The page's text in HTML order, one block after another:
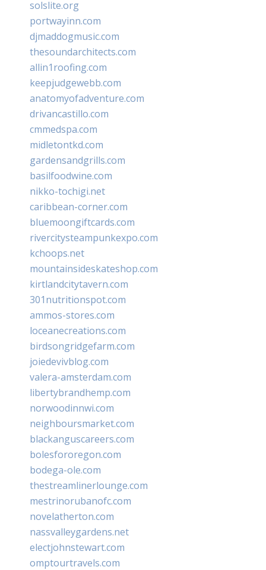
solslite.org
portwayinn.com
djmaddogmusic.com
thesoundarchitects.com
allin1roofing.com
keepjudgewebb.com
anatomyofadventure.com
drivancastillo.com
cmmedspa.com
midletontkd.com
gardensandgrills.com
basilfoodwine.com
nikko-tochigi.net
caribbean-corner.com
bluemoongiftcards.com
rivercitysteampunkexpo.com
kchoops.net
mountainsideskateshop.com
kirtlandcitytavern.com
301nutritionspot.com
ammos-stores.com
loceanecreations.com
birdsongridgefarm.com
joiedevivblog.com
valera-amsterdam.com
libertybrandhemp.com
norwoodinnwi.com
neighboursmarket.com
blackanguscareers.com
bolesfororegon.com
bodega-ole.com
thestreamlinerlounge.com
mestrinorubanofc.com
novelatherton.com
nassvalleygardens.net
electjohnstewart.com
omptourtravels.com